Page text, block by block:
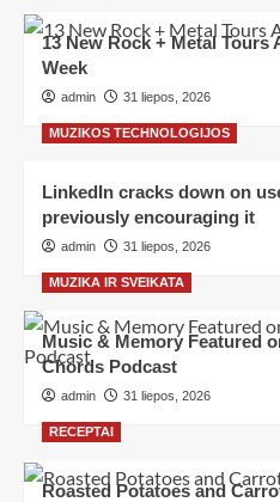
13 New Rock + Metal Tours
Week
admin 31 liepos, 2026
MUZIKOS TECHNOLOGIJOS
LinkedIn cracks down on
previously encouraging it
admin 31 liepos, 2026
MUZIKA IR SVEIKATA
Music & Memory Featured
Chords Podcast
admin 31 liepos, 2026
RECEPTAI
Roasted Potatoes and